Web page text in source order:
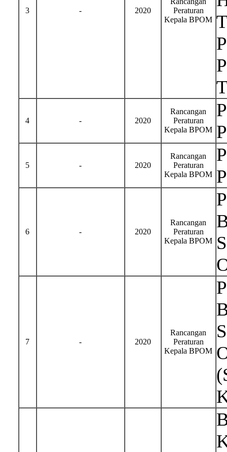
3 - 2020
Peraturan
Kepala BPOM
4 - 2020
Rancangan
Peraturan
Kepala BPOM
5 - 2020
Rancangan
Peraturan
Kepala BPOM
6 - 2020
Rancangan
Peraturan
Kepala BPOM
7 - 2020
Rancangan
Peraturan
Kepala BPOM